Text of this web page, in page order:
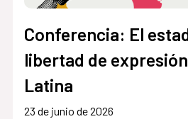
Conferencia: El
libertad de
Latina
23 de junio de 2026